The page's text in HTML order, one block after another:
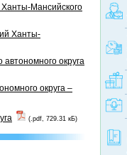
Мансийского
Ханты-
округа
округа –
(.pdf, 729.31 кБ)